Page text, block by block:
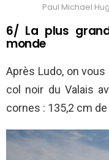
Paul Michael
6/ La plus
monde
Après Ludo, on
col noir du Valais
cornes : 135,2 cm